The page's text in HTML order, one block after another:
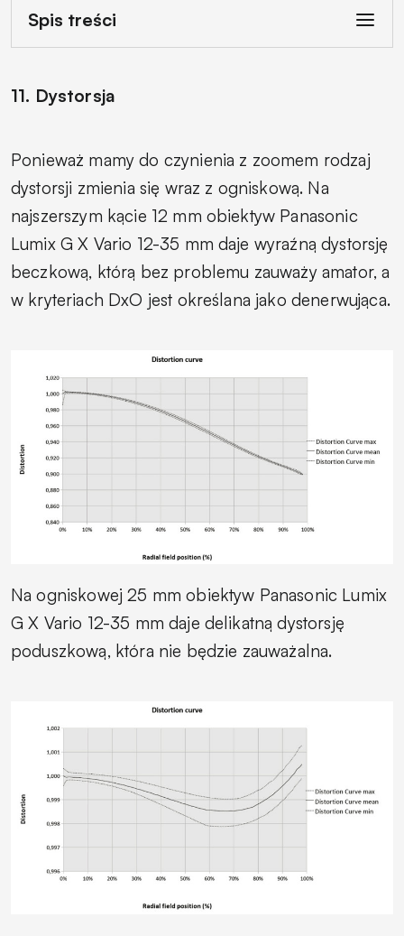
Spis treści
11. Dystorsja
Ponieważ mamy do czynienia z zoomem rodzaj
dystorsji zmienia się wraz z ogniskową. Na
najszerszym kącie 12 mm obiektyw Panasonic
Lumix G X Vario 12-35 mm daje wyraźną dystorsję
beczkową, którą bez problemu zauważy amator, a
w kryteriach DxO jest określana jako denerwująca.
Na ogniskowej 25 mm obiektyw Panasonic Lumix
G X Vario 12-35 mm daje delikatną dystorsję
poduszkową, która nie będzie zauważalna.